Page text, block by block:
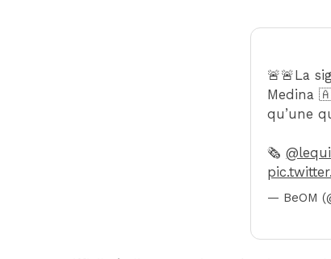
🚨🚨La
Medina
qu’une
🗞️
— BeOM